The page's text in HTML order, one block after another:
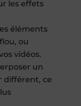
les effets
éléments
ou
vidéos.
un
différent, ce